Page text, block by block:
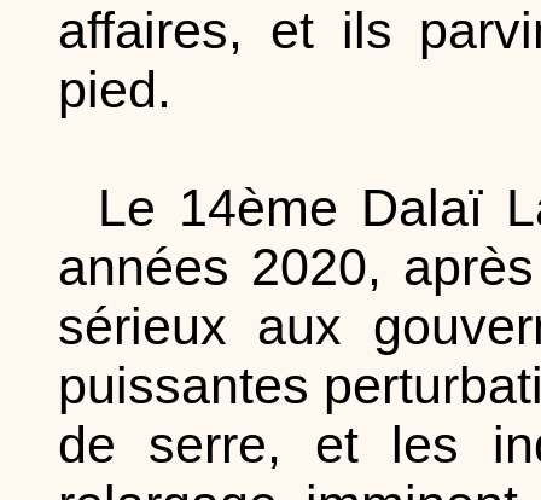
affaires, et ils
pied.
Le 14ème Dalaï
années 2020,
sérieux aux
puissantes
de serre, et les